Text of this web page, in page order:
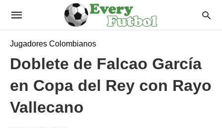
Jugadores Colombianos
Doblete de Falcao García
en Copa del Rey con Rayo
Vallecano